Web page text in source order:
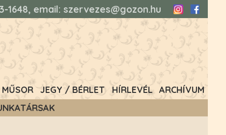
1648, email: szervezes@gozon.hu InstagramFacebook
MŰSOR JEGY / BÉRLET HÍRLEVÉL ARCHÍVUM